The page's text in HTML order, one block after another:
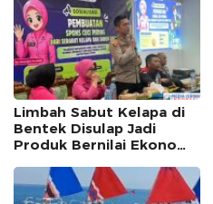
Limbah Sabut Kelapa di
Bentek Disulap Jadi
Produk Bernilai Ekonomi,
Warga Kembangkan
UMKM